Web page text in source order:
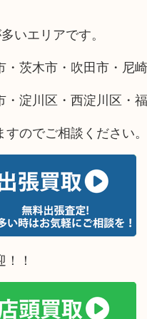
いエリアです。
・茨木市・吹田市・尼
淀川区・西淀川区・
のでご相談ください。
！